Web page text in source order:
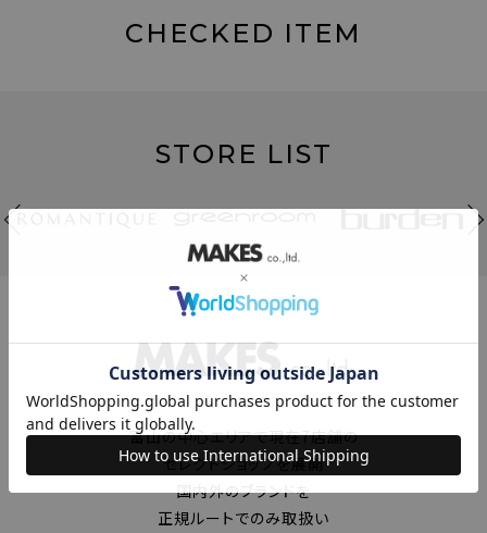
CHECKED ITEM
STORE LIST
富山の中心エリアで現在7店舗の
セレクトショップを展開
国内外のブランドを
正規ルートでのみ取扱い